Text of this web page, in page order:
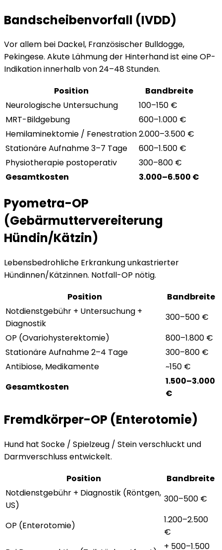
Bandscheibenvorfall (IVDD)
Vor allem bei Dackel, Französischer Bulldogge,
Pekingese. Akute Lähmung der Hinterhand ist eine OP-
Indikation innerhalb von 24–48 Stunden.
Position
Bandbreite
Neurologische Untersuchung
100–150 €
MRT-Bildgebung
600–1.000 €
Hemilaminektomie / Fenestration2.000–3.500 €
Stationäre Aufnahme 3–7 Tage
600–1.500 €
Physiotherapie postoperativ
300–800 €
Gesamtkosten
3.000–6.500 €
Pyometra-OP
(Gebärmuttervereiterung
Hündin/Kätzin)
Lebensbedrohliche Erkrankung unkastrierter
Hündinnen/Kätzinnen. Notfall-OP nötig.
Position
Bandbreite
Notdienstgebühr + Untersuchung +
Diagnostik
300–500 €
OP (Ovariohysterektomie)
800–1.800 €
Stationäre Aufnahme 2–4 Tage
300–800 €
Antibiose, Medikamente
~150 €
Gesamtkosten
1.500–3.000
€
Fremdkörper-OP (Enterotomie)
Hund hat Socke / Spielzeug / Stein verschluckt und
Darmverschluss entwickelt.
Position
Bandbreite
Notdienstgebühr + Diagnostik (Röntgen,
US)
300–500 €
OP (Enterotomie)
1.200–2.500
€
+ 500–1.500